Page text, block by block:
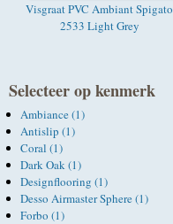
Visgraat PVC Ambiant Spigato
2533 Light Grey
Selecteer op kenmerk
Ambiance (1)
Antislip (1)
Coral (1)
Dark Oak (1)
Designflooring (1)
Desso Airmaster Sphere (1)
Forbo (1)